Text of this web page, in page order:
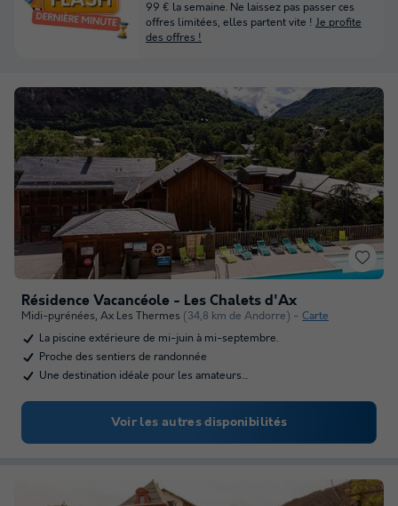
Résidence Vacancéole - Les Chalets d'Ax
Midi-pyrénées, Ax Les Thermes (34,8 km de Andorre)
Carte
La piscine extérieure de mi-juin à mi-septembre.
Proche des sentiers de randonnée
Une destination idéale pour les amateurs…
Voir les autres disponibilités
99 € la semaine. Ne laissez pas passer ces
offres limitées, elles partent vite ! Je profite
des offres !